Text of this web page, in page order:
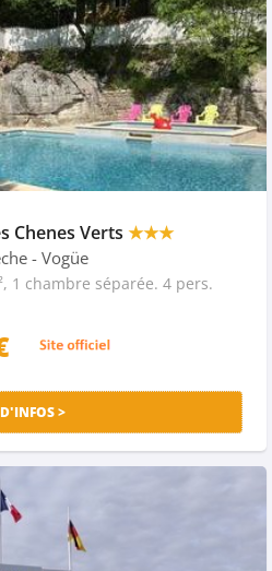
Chenes Verts ★★★
- Vogüe
1 chambre séparée. 4 pers.
>